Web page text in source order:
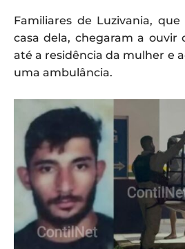
Familiares de Luzivania,
casa dela, chegaram a ouvir
até a residência da mulher e
uma ambulância.